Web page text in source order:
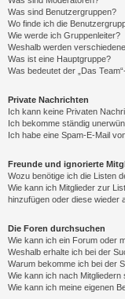
Was sind Benutzergruppen?
Wo finde ich die
Wie werde ich Gruppenleiter?
Weshalb werden
Was ist eine Hauptgruppe?
Was bedeutet der „Das
Private Nachrichten
Ich kann keine Privaten
Ich bekomme ständig
Ich habe eine Spam-E-Mail
Freunde und ignorierte
Wozu benötige ich die Listen
Wie kann ich Mitglieder zur
hinzufügen oder diese wieder
Die Foren durchsuchen
Wie kann ich ein Forum oder
Weshalb erhalte ich bei der
Warum bekomme ich bei der
Wie kann ich nach Mitgliedern
Wie kann ich meine eigenen